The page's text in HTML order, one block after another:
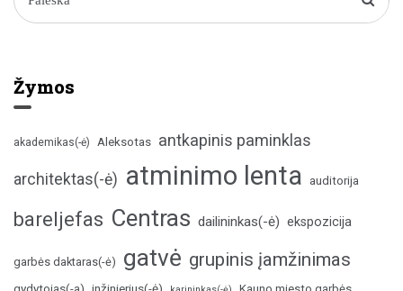
Žymos
akademikas(-ė) Aleksotas antkapinis paminklas
architektas(-ė) atminimo lenta auditorija
bareljefas Centras dailininkas(-ė) ekspozicija
garbės daktaras(-ė) gatvė grupinis įamžinimas